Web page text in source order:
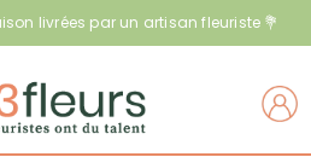
livrées par un artisan fleuriste 💐